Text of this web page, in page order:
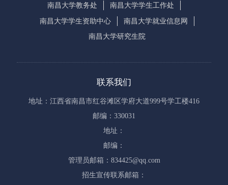
南昌大学教务处
南昌大学学生工作处
南昌大学学生资助中心
南昌大学就业信息网
南昌大学研究生院
联系我们
地址：江西省南昌市红谷滩区学府大道999号学工楼416
邮编：330031
地址：
邮编：
管理员邮箱：834425@qq.com
招生宣传联系邮箱：